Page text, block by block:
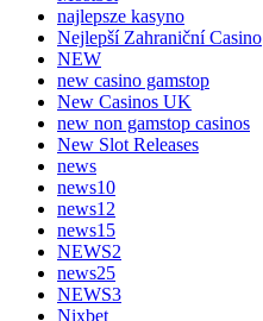
najlepsze kasyno
Nejlepší Zahraniční Casino
NEW
new casino gamstop
New Casinos UK
new non gamstop casinos
New Slot Releases
news
news10
news12
news15
NEWS2
news25
NEWS3
Nixbet